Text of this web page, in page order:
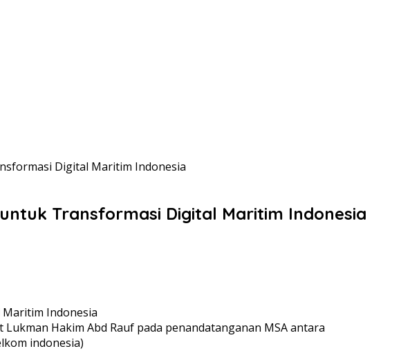
Digital Maritim Indonesia
Transformasi Digital Maritim Indonesia
Hakim Abd Rauf pada penandatanganan MSA antara
indonesia)